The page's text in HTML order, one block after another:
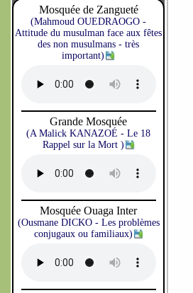
Mosquée de Zangueté
(Mahmoud OUEDRAOGO -
Attitude du musulman face aux fêtes
des non musulmans - très
important)
Grande Mosquée
(A Malick KANAZOÉ - Le 18
Rappel sur la Mort )
Mosquée Ouaga Inter
(Ousmane DICKO - Les problèmes
conjugaux ou familiaux)